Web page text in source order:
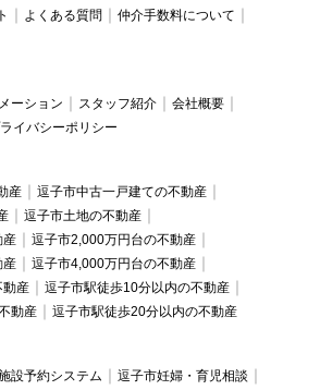
よくある質問
仲介手数料について
ーション スタッフ紹介
会社概要
イバシーポリシー
産
逗子市中古一戸建ての不動産
逗子市土地の不動産
産
逗子市2,000万円台の不動産
産
逗子市4,000万円台の不動産
動産
逗子市駅徒歩10分以内の不動産
動産
逗子市駅徒歩20分以内の不動産
設予約システム
逗子市妊婦・育児相談